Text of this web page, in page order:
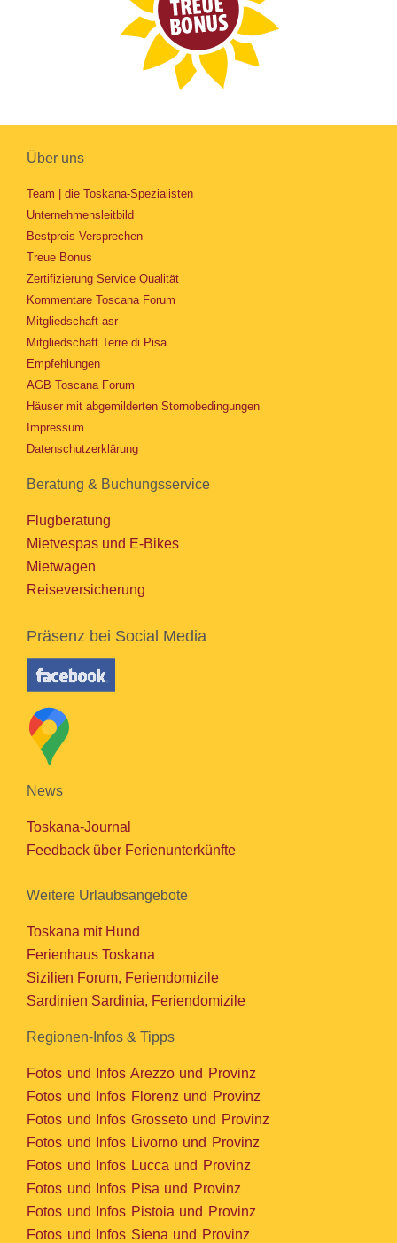
Über uns
Team | die Toskana-Spezialisten
Unternehmensleitbild
Bestpreis-Versprechen
Treue Bonus
Zertifizierung Service Qualität
Kommentare Toscana Forum
Mitgliedschaft asr
Mitgliedschaft Terre di Pisa
Empfehlungen
AGB Toscana Forum
Häuser mit abgemilderten Stornobedingungen
Impressum
Datenschutzerklärung
Beratung & Buchungsservice
Flugberatung
Mietvespas und E-Bikes
Mietwagen
Reiseversicherung
Präsenz bei Social Media
News
Toskana-Journal
Feedback über Ferienunterkünfte
Weitere Urlaubsangebote
Toskana mit Hund
Ferienhaus Toskana
Sizilien Forum, Feriendomizile
Sardinien Sardinia, Feriendomizile
Regionen-Infos & Tipps
Fotos und Infos Arezzo und Provinz
Fotos und Infos Florenz und Provinz
Fotos und Infos Grosseto und Provinz
Fotos und Infos Livorno und Provinz
Fotos und Infos Lucca und Provinz
Fotos und Infos Pisa und Provinz
Fotos und Infos Pistoia und Provinz
Fotos und Infos Siena und Provinz